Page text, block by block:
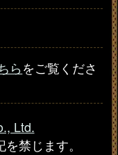
らをご覧くださ
Ltd.
禁じます。